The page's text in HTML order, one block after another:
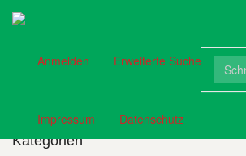
Anmelden Erweiterte Suche(current)
Impressum (current)Datenschutz(current)
Kategorien